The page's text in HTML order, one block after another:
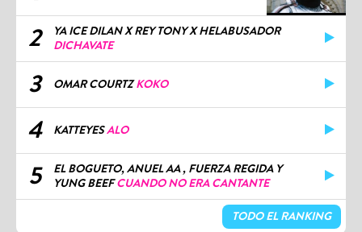
2
YA ICE DILAN X REY TONY X HELABUSADOR
DICHAVATE
3 OMAR COURTZKOKO
4 KATTEYESALO
5
EL BOGUETO, ANUEL AA , FUERZA REGIDA Y
YUNG BEEFCUANDO NO ERA CANTANTE
TODO EL RANKING